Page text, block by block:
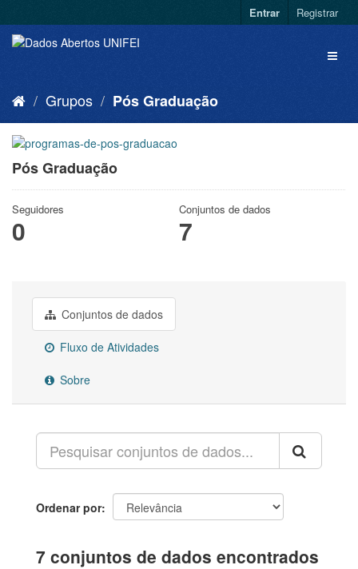
Entrar Registrar
Grupos Pós Graduação
Pós Graduação
Seguidores
0
Conjuntos de dados
7
Conjuntos de dados
Fluxo de Atividades
Sobre
Ordenar por
7 conjuntos de dados encontrados